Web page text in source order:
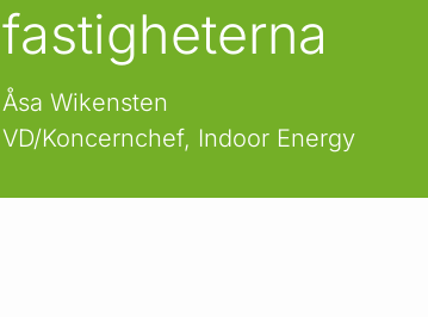
fastigheterna
Åsa Wikensten
VD/Koncernchef, Indoor Energy